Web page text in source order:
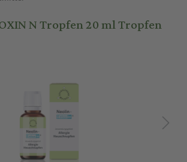
N Tropfen 20 ml Tropfen